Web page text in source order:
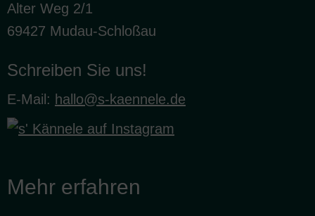
Alter Weg 2/1
69427 Mudau-Schloßau
Schreiben Sie uns!
E-Mail: hallo@s-kaennele.de
Mehr erfahren